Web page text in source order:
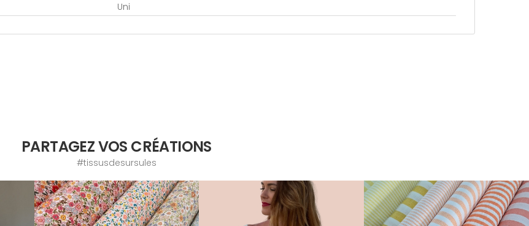
Uni
PARTAGEZ VOS CRÉATIONS
#tissusdesursules